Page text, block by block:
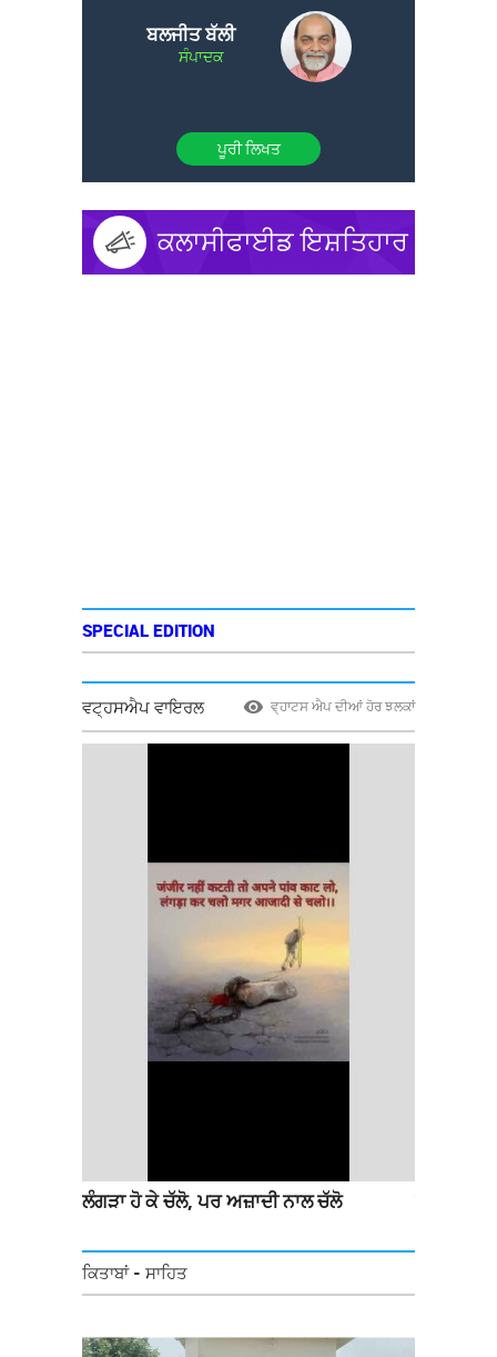
ਬਲਜੀਤ ਬੱਲੀ
ਸੰਪਾਦਕ
ਪੂਰੀ ਲਿਖਤ
ਕਲਾਸੀਫਾਈਡ ਇਸ਼ਤਿਹਾਰ
SPECIAL EDITION
ਵਟ੍ਹਸਐਪ ਵਾਇਰਲ ਵ੍ਹਾਟਸ ਐਪ ਦੀਆਂ ਹੋਰ ਝਲਕਾਂ
ਲੰਗੜਾ ਹੋ ਕੇ ਚੱਲੋ, ਪਰ ਅਜ਼ਾਦੀ ਨਾਲ ਚੱਲੋ
ਕਿਤਾਬਾਂ - ਸਾਹਿਤ